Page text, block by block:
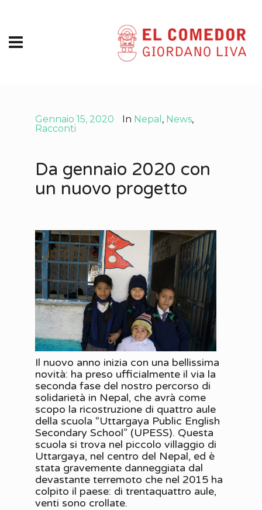
Gennaio 15, 2020 In Nepal , News,
Racconti
Da gennaio 2020 con
un nuovo progetto
Il nuovo anno inizia con una bellissima
novità: ha preso ufficialmente il via la
seconda fase del nostro percorso di
solidarietà in Nepal, che avrà come
scopo la ricostruzione di quattro aule
della scuola “Uttargaya Public English
Secondary School” (UPESS). Questa
scuola si trova nel piccolo villaggio di
Uttargaya, nel centro del Nepal, ed è
stata gravemente danneggiata dal
devastante terremoto che nel 2015 ha
colpito il paese: di trentaquattro aule,
venti sono crollate.